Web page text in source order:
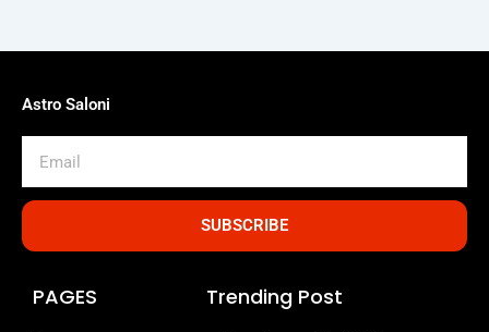
Astro Saloni
SUBSCRIBE
PAGES Trending Post